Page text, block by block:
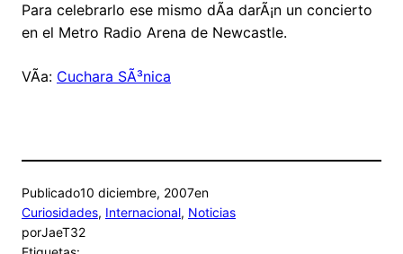
Para celebrarlo ese mismo dÃ­a darÃ¡n un concierto
en el Metro Radio Arena de Newcastle.
VÃ­a: Cuchara SÃ³nica
Publicado10 diciembre, 2007en
Curiosidades, Internacional, Noticias
porJaeT32